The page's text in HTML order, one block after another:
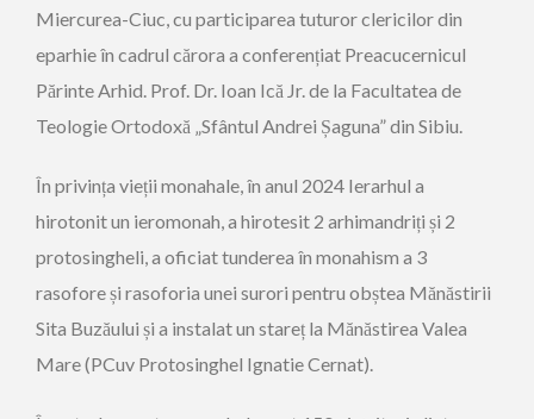
Miercurea-Ciuc, cu participarea tuturor clericilor din
eparhie în cadrul cărora a conferențiat Preacucernicul
Părinte Arhid. Prof. Dr. Ioan Ică Jr. de la Facultatea de
Teologie Ortodoxă „Sfântul Andrei Șaguna” din Sibiu.
În privința vieții monahale, în anul 2024 Ierarhul a
hirotonit un ieromonah, a hirotesit 2 arhimandriți și 2
protosingheli, a oficiat tunderea în monahism a 3
rasofore și rasoforia unei surori pentru obștea Mănăstirii
Sita Buzăului și a instalat un stareț la Mănăstirea Valea
Mare (PCuv Protosinghel Ignatie Cernat).